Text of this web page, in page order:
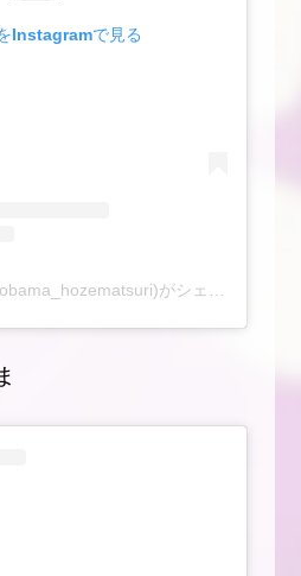
Instagramで見る
若狭おばま放生祭(@obama_hozematsuri)がシェアした投稿